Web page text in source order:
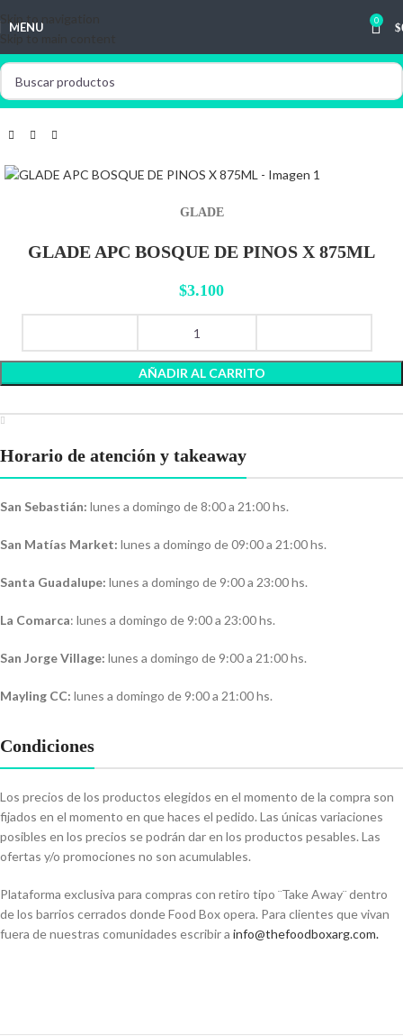
Skip to main content
MENU 0 $
GLADE
GLADE APC BOSQUE DE PINOS X 875ML
$3.100
AÑADIR AL CARRITO
Horario de atención y takeaway
San Sebastián: lunes a domingo de 8:00 a 21:00 hs.
San Matías Market: lunes a domingo de 09:00 a 21:00 hs.
Santa Guadalupe: lunes a domingo de 9:00 a 23:00 hs.
La Comarca: lunes a domingo de 9:00 a 23:00 hs.
San Jorge Village: lunes a domingo de 9:00 a 21:00 hs.
Mayling CC: lunes a domingo de 9:00 a 21:00 hs.
Condiciones
Los precios de los productos elegidos en el momento de la compra son
fijados en el momento en que haces el pedido. Las únicas variaciones
posibles en los precios se podrán dar en los productos pesables. Las
ofertas y/o promociones no son acumulables.
Plataforma exclusiva para compras con retiro tipo ¨Take Away¨ dentro
de los barrios cerrados donde Food Box opera. Para clientes que vivan
fuera de nuestras comunidades escribir a info@thefoodboxarg.com.